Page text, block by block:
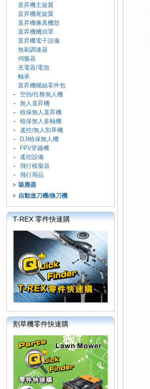
直昇機主旋翼
直昇機尾旋翼
直昇機像真機殼
直昇機機頭罩
直昇機電子設備
無刷調速器
伺服器
充電器/電池
軸承
直昇機螺絲零件包
- 空拍/任務無人機
- 無人直昇機
- 植保無人直昇機
- 植保無人多軸機
- 遙控/無人割草機
-
DJI植保無人機
-
FPV穿越機
- 遙控設備
- 飛行模擬器
- 飛行用品
吸塵器
自動進刀機/換刀機
T-REX 零件快速購
割草機零件快速購